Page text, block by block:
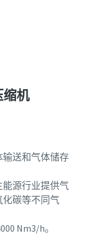
机
送和气体储存
源行业提供气
碳等不同气
Nm3/h。